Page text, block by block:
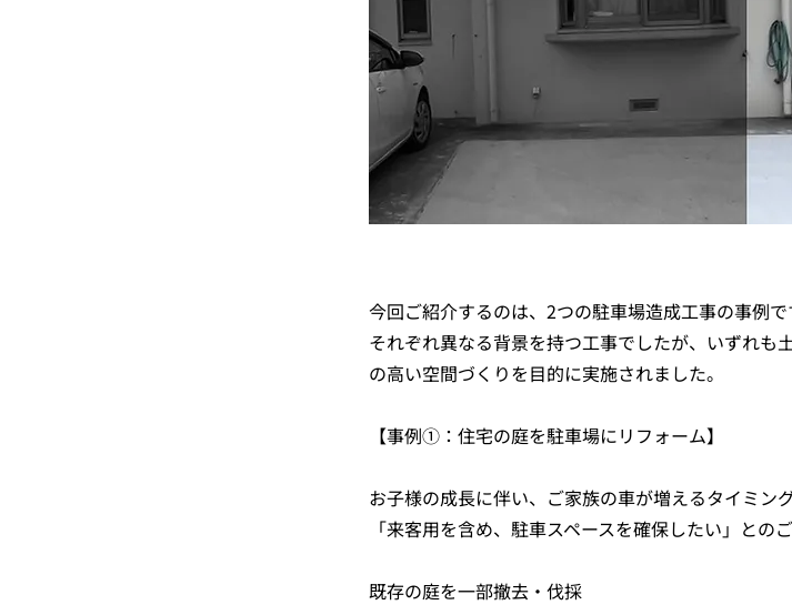
今回ご紹介するのは、2つの駐車場造成工事の事例で
それぞれ異なる背景を持つ工事でしたが、いずれも
の高い空間づくりを目的に実施されました。
【事例①：住宅の庭を駐車場にリフォーム】
お子様の成長に伴い、ご家族の車が増えるタイミン
「来客用を含め、駐車スペースを確保したい」との
既存の庭を一部撤去・伐採